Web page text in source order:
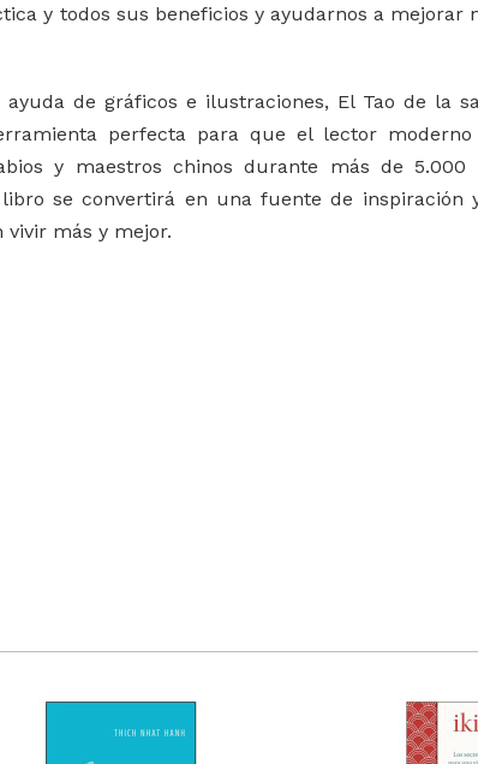
y todos sus beneficios y ayudarnos a mejorar
de gráficos e ilustraciones, El Tao de la
perfecta para que el lector moderno
y maestros chinos durante más de 5.000
se convertirá en una fuente de inspiración
más y mejor.